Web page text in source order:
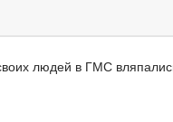
людей в ГМС